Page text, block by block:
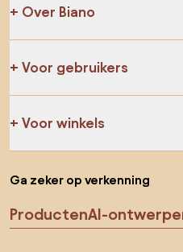
Over Biano
Voor gebruikers
Voor winkels
Ga zeker op verkenning
ProductenAI-